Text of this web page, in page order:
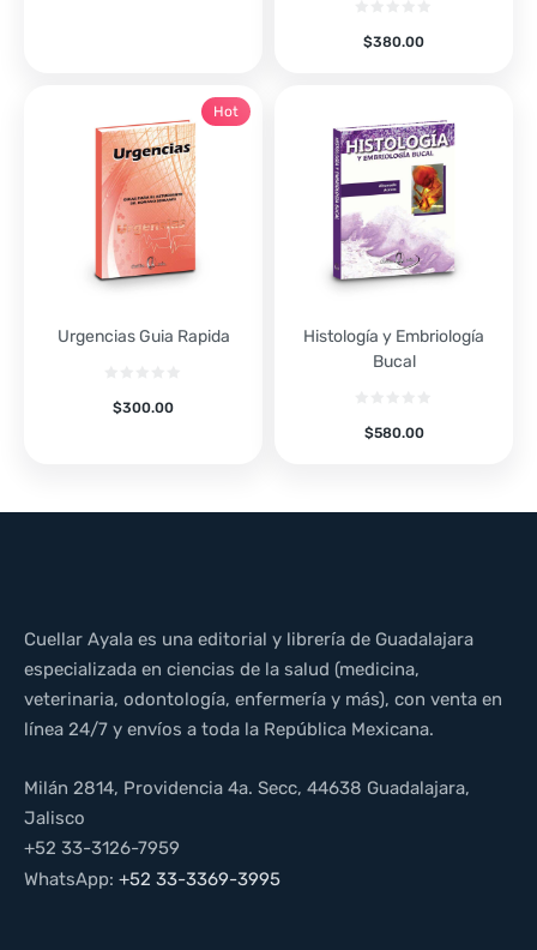
$380.00
Urgencias Guia Rapida
$300.00
Hot
Histología y Embriología
Bucal
$580.00
Cuellar Ayala es una editorial y librería de Guadalajara
especializada en ciencias de la salud (medicina,
veterinaria, odontología, enfermería y más), con venta en
línea 24/7 y envíos a toda la República Mexicana.
Milán 2814, Providencia 4a. Secc, 44638 Guadalajara,
Jalisco
+52 33-3126-7959
WhatsApp: +52 33-3369-3995